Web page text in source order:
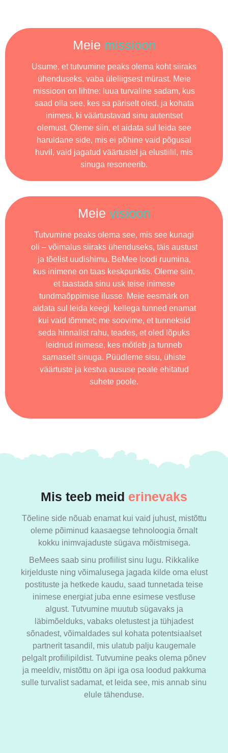
Meie missioon
Usume, et tutvumine peaks olema koht siiraks
ühenduseks, vaba üleliigsest mürast. Meie
missioon on lihtne: luua turvaline sadam, kus
saad olla see, kes sa päriselt oled, ja kohata
inimesi, ki väärtustavad sinu autentset
olemust. Oleme siin, et aidata sul leida see
haruldane side, mis ei põhine vaid põgusal
huvil, vaid jagatud väärtustel ja elustiilil, mis
sinuga resoneerib.
Meie visioon
Tutvumine peaks olema see, mis see kunagi
oli – võimalus siiraks ühenduseks, täis austust
ja tõelist uudishimu. BeMee loodi ruumina,
kus inimene on taas keskpunktis. Oleme siin,
et taastada sinu usk teise inimese
tundmaõppimise ilusse. Meie eesmärk on
aidata sul leida keegi, kellega tunned enamat
kui vaid tõmmet; me soovime, et tunneksid
seda hinnalist rahu, teades, et oled lõpuks
leidnud inimese, kes mõtleb ja tunneb
sarnaselt sinuga. Püüdleme sisu, ühiste
väärtuste ja kestva aususe peale ehitatud
suhete poole.
Mis teeb meid erinevaks
Tõeline side nõuab enamat kui vaid juhust, mistõttu
oleme põiminud kaasaegse tehnoloogia õrnalt
kokku inimvajaduste sügava mõistmisega.
BeMees saab sinu profiilist sinu lugu. Rikkalike
kirjelduste ning võimalusega jagada kilde oma elust
postituste ja hetkede kaudu, saad tunnetada teise
inimese energiat juba enne esimese vestluse
algust. Tutvumine muutub sügavaks ja
läbimõelduks, vabaks oletustest ja tühjadest
sõnadest, võimaldades sul kohata potentsiaalset
partnerit tasandil, mis ulatub palju kaugemale
pelgalt profiilipildist. Tutvumine peaks olema põnev
ja meeldiv, mistõttu on äpi iga osa loodud pakkuma
sulle turvalist sadamat, et leida see, mis annab sinu
elule tähenduse.